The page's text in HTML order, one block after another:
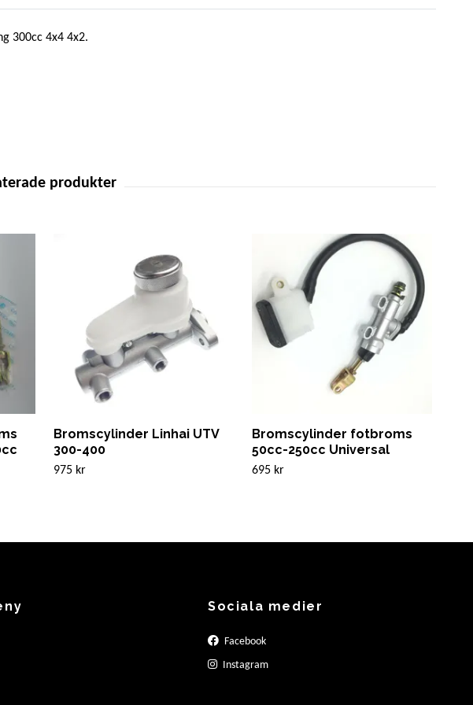
300cc 4x4 4x2.
Bromscylinder Linhai UTV
300-400
975 kr
Bromscylinder fotbroms
50cc-250cc Universal
695 kr
Sociala medier
Facebook
Instagram